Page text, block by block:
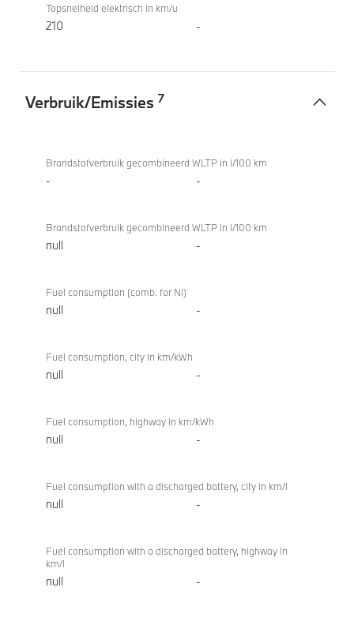
Topsnelheid elektrisch in km/u
210 -
Verbruik/Emissies 7
iX3 50
xDrive
Brandstofverbruik gecombineerd WLTP in l/100 km
- -
Brandstofverbruik gecombineerd WLTP in l/100 km
null -
Fuel consumption (comb. for NI)
null -
Fuel consumption, city in km/kWh
null -
Fuel consumption, highway in km/kWh
null -
Fuel consumption with a discharged battery, city in km/l
null -
Fuel consumption with a discharged battery, highway in
km/l
null -